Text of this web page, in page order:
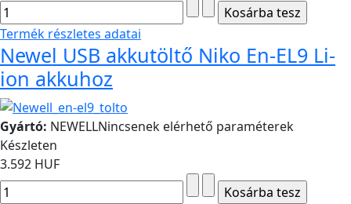
Termék részletes adatai
Newel USB akkutöltő Niko En-EL9 Li-
ion akkuhoz
Gyártó: NEWELLNincsenek elérhető paraméterek
Készleten
3.592 HUF